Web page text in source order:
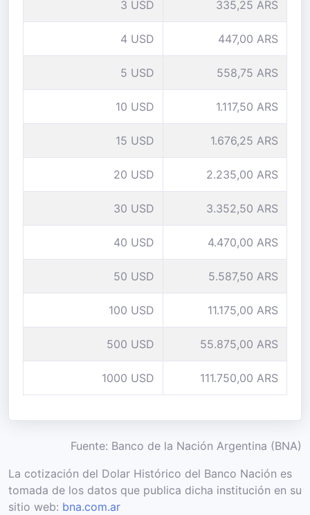
3 USD 335,25 ARS
4 USD 447,00 ARS
5 USD 558,75 ARS
10 USD 1.117,50 ARS
15 USD 1.676,25 ARS
20 USD 2.235,00 ARS
30 USD 3.352,50 ARS
40 USD 4.470,00 ARS
50 USD 5.587,50 ARS
100 USD 11.175,00 ARS
500 USD 55.875,00 ARS
1000 USD 111.750,00 ARS
Fuente: Banco de la Nación Argentina (BNA)
La cotización del Dolar Histórico del Banco Nación es
tomada de los datos que publica dicha institución en su
sitio web: bna.com.ar